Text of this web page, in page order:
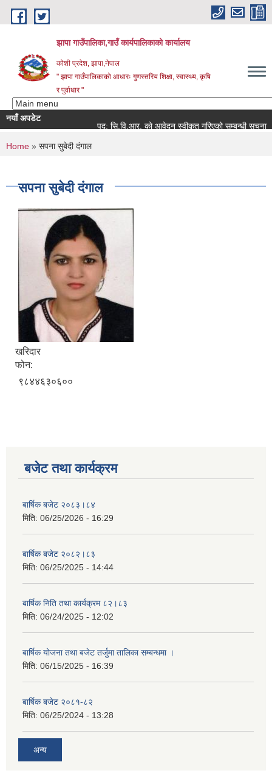
Skip to main content
झापा गाउँपालिका,गाउँ कार्यपालिकाको कार्यालय
कोशी प्रदेश, झापा,नेपाल
" झापा गाउँपालिकाको आधारः गुणस्तरिय शिक्षा, स्वास्थ्य, कृषि
र पुर्वाधार "
नयाँ अपडेट
पद: सि.वि.आर. को आवेदन स्वीकृत गरिएको सम्बन्धी सूचना ।।
You are here
Home » सपना सुबेदी दंगाल
सपना सुबेदी दंगाल
खरिदार
फोन:
९८४४६३०६००
बजेट तथा कार्यक्रम
बार्षिक बजेट २०८३।८४
मिति: 06/25/2026 - 16:29
बार्षिक बजेट २०८२।८३
मिति: 06/25/2025 - 14:44
बार्षिक निति तथा कार्यक्रम ८२।८३
मिति: 06/24/2025 - 12:02
बार्षिक योजना तथा बजेट तर्जुमा तालिका सम्बन्धमा ।
मिति: 06/15/2025 - 16:39
बार्षिक बजेट २०८१-८२
मिति: 06/25/2024 - 13:28
अन्य